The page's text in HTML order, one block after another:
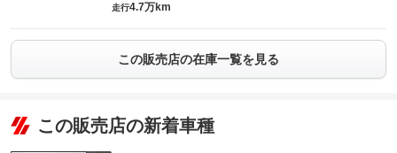
走行4.7万km
この販売店の在庫一覧を見る
この販売店の新着車種